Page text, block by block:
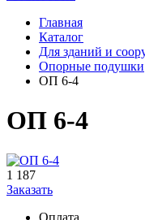
Главная
Каталог
Для зданий и
Опорные подушки
ОП 6-4
ОП 6-4
1 187
Заказать
Оплата